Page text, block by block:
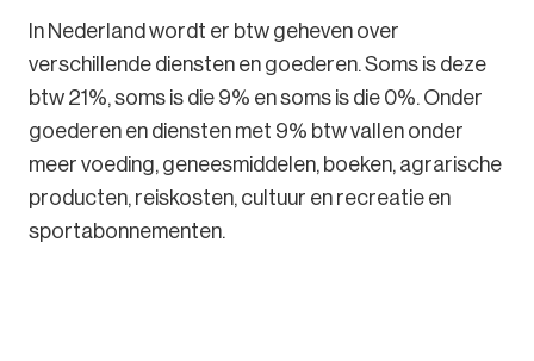
In Nederland wordt er btw geheven over
verschillende diensten en goederen. Soms is deze
btw 21%, soms is die 9% en soms is die 0%. Onder
goederen en diensten met 9% btw vallen onder
meer voeding, geneesmiddelen, boeken, agrarische
producten, reiskosten, cultuur en recreatie en
sportabonnementen.